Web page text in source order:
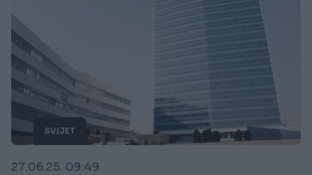
SVIJET
27.06.25. 09:49